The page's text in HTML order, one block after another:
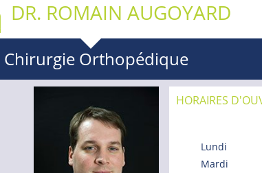
DR. ROMAIN AUGOYARD
Chirurgie Orthopédique
HORAIRES
Lundi
Mardi